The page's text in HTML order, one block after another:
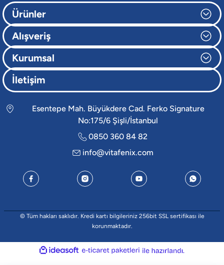
Ürünler
Alışveriş
Kurumsal
İletişim
Esentepe Mah. Büyükdere Cad. Ferko Signature
No:175/6 Şişli/İstanbul
0850 360 84 82
info@vitafenix.com
© Tüm hakları saklıdır. Kredi kartı bilgileriniz 256bit SSL sertifikası ile
korunmaktadır.
ideasoft
e-